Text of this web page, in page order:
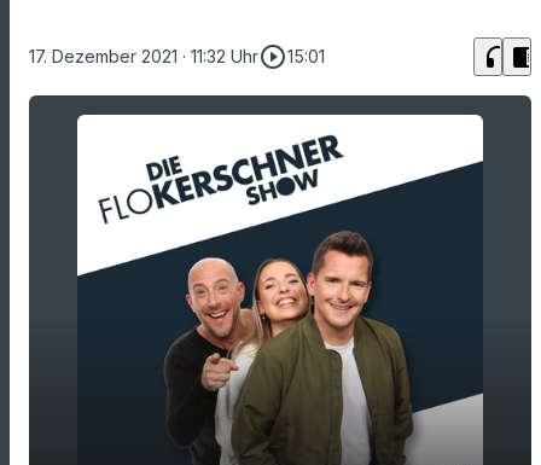
17. Dezember 2021 · 11:32 Uhrplay_circle_outline15:01 headphones chrome_reader_mode